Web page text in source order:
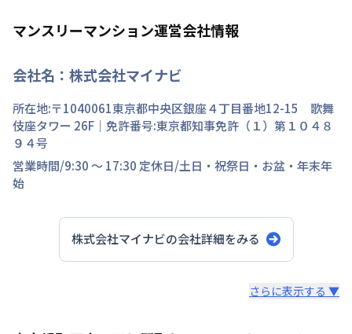
マンスリーマンション運営会社情報
会社名： 株式会社マイナビ
所在地:〒1040061東京都中央区銀座４丁目番地12-15 歌舞
伎座タワー 26F ｜免許番号:東京都知事免許（１）第１０４８
９４号
営業時間/9:30 ～ 17:30 定休日/土日・祝祭日・お盆・年末年
始
株式会社マイナビの会社詳細をみる
さらに表示する ▼